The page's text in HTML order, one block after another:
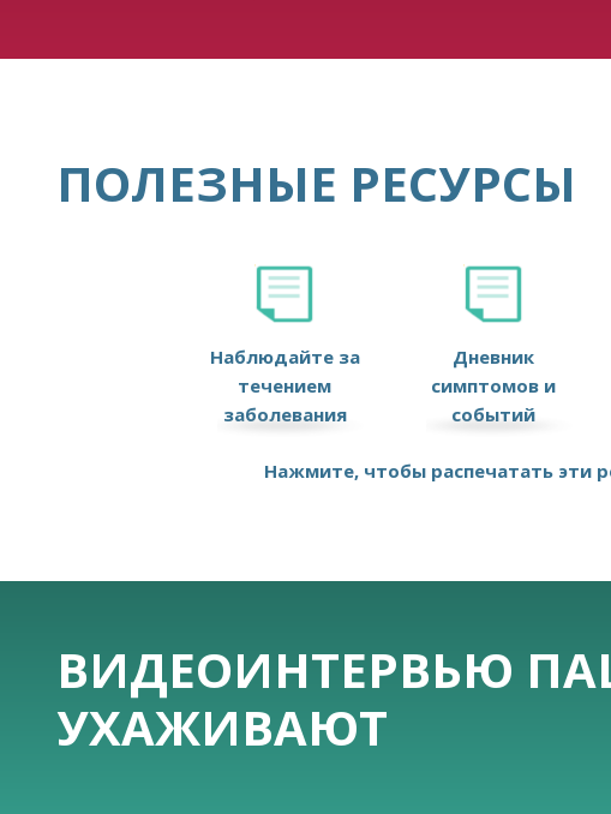
ПОЛЕЗНЫЕ РЕСУРСЫ
Наблюдайте за
течением
заболевания
Дневник
симптомов и
событий
Нажмите, чтобы распечатать эти
ВИДЕОИНТЕРВЬЮ
УХАЖИВАЮТ